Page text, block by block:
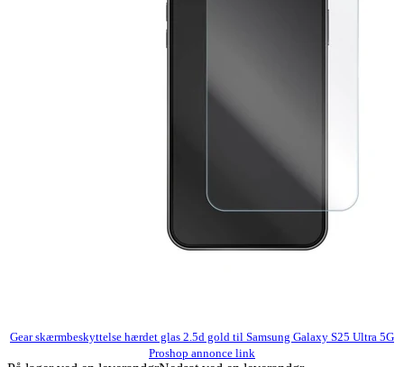
Gear skærmbeskyttelse hærdet glas 2.5d gold til Samsung Galaxy S25 Ultra 5G
Proshop annonce link